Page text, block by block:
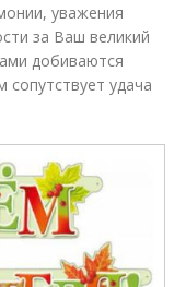
уважения
за Ваш великий
добиваются
сопутствует удача